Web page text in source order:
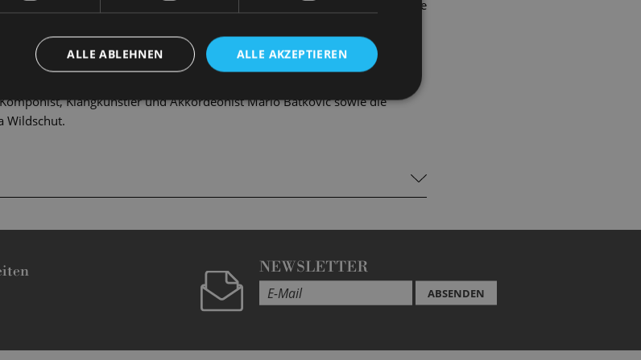
live auf die Bühne. In einer zweistündigen Show werden Klänge
der Gegenwart. Unterhaltsam und kurzweilig wie in seiner Radiosendung
begrüßen und aus seinem schier unendlichen Schatz an
Klangkünstler und Akkordeonist Mario Batkovic sowie die
Wildschut.
NEWSLETTER
ABSENDEN
ALLE AKZEPTIEREN
ALLE ABLEHNEN